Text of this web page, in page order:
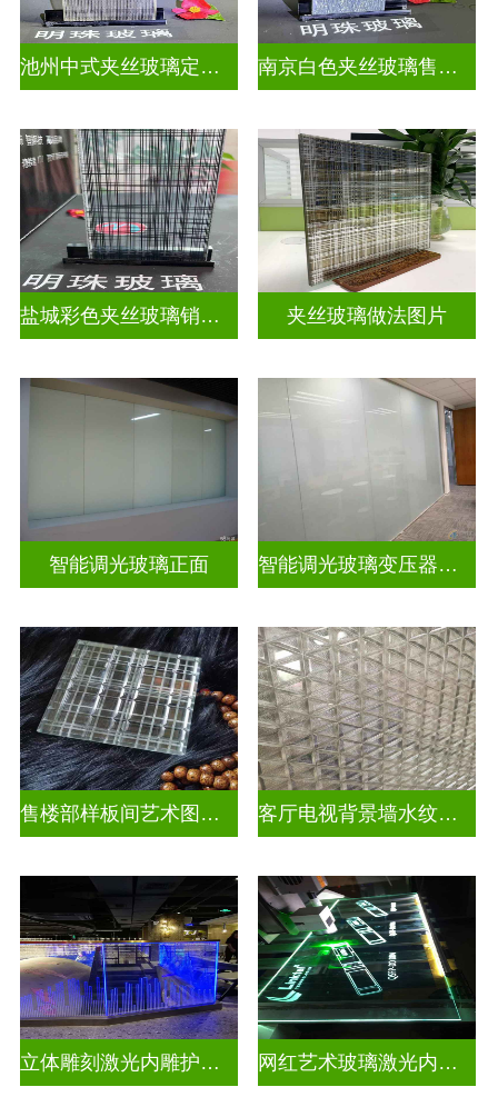
池州中式夹丝玻璃定做厂 南京白色夹丝玻璃售价多少
盐城彩色夹丝玻璃销售店 夹丝玻璃做法图片
智能调光玻璃正面 智能调光玻璃变压器的型号怎么看
售楼部样板间艺术图案车刻玻璃 客厅电视背景墙水纹车刻玻璃
立体雕刻激光内雕护栏玻璃 网红艺术玻璃激光内雕发光艺术玻璃